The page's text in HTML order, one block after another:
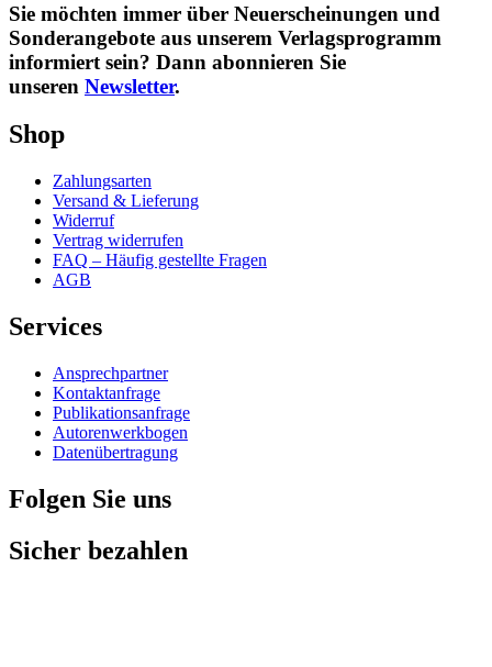
Sie möchten immer über Neuerscheinungen und
Sonderangebote aus unserem Verlagsprogramm
informiert sein? Dann abonnieren Sie
unseren Newsletter.
Shop
Zahlungsarten
Versand & Lieferung
Widerruf
Vertrag widerrufen
FAQ – Häufig gestellte Fragen
AGB
Services
Ansprechpartner
Kontaktanfrage
Publikationsanfrage
Autorenwerkbogen
Datenübertragung
Folgen Sie uns
Sicher bezahlen